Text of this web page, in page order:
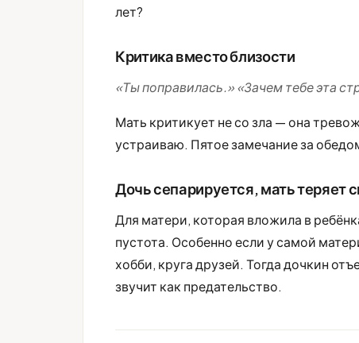
лет?
Критика вместо близости
«Ты поправилась.» «Зачем тебе эта
Мать критикует не со зла — она
устраиваю. Пятое замечание за
Дочь сепарируется, мать теряет
Для матери, которая вложила в
пустота. Особенно если у самой
хобби, круга друзей. Тогда дочкин
звучит как предательство.